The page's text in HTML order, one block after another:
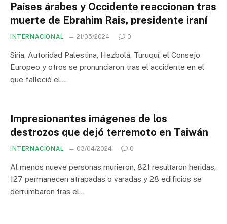
Países árabes y Occidente reaccionan tras
muerte de Ebrahim Rais, presidente iraní
INTERNACIONAL 21/05/2024 0
Siria, Autoridad Palestina, Hezbolá, Turuquí, el Consejo
Europeo y otros se pronunciaron tras el accidente en el
que falleció el…
Impresionantes imágenes de los
destrozos que dejó terremoto en Taiwán
INTERNACIONAL 03/04/2024 0
Al menos nueve personas murieron, 821 resultaron heridas,
127 permanecen atrapadas o varadas y 28 edificios se
derrumbaron tras el…